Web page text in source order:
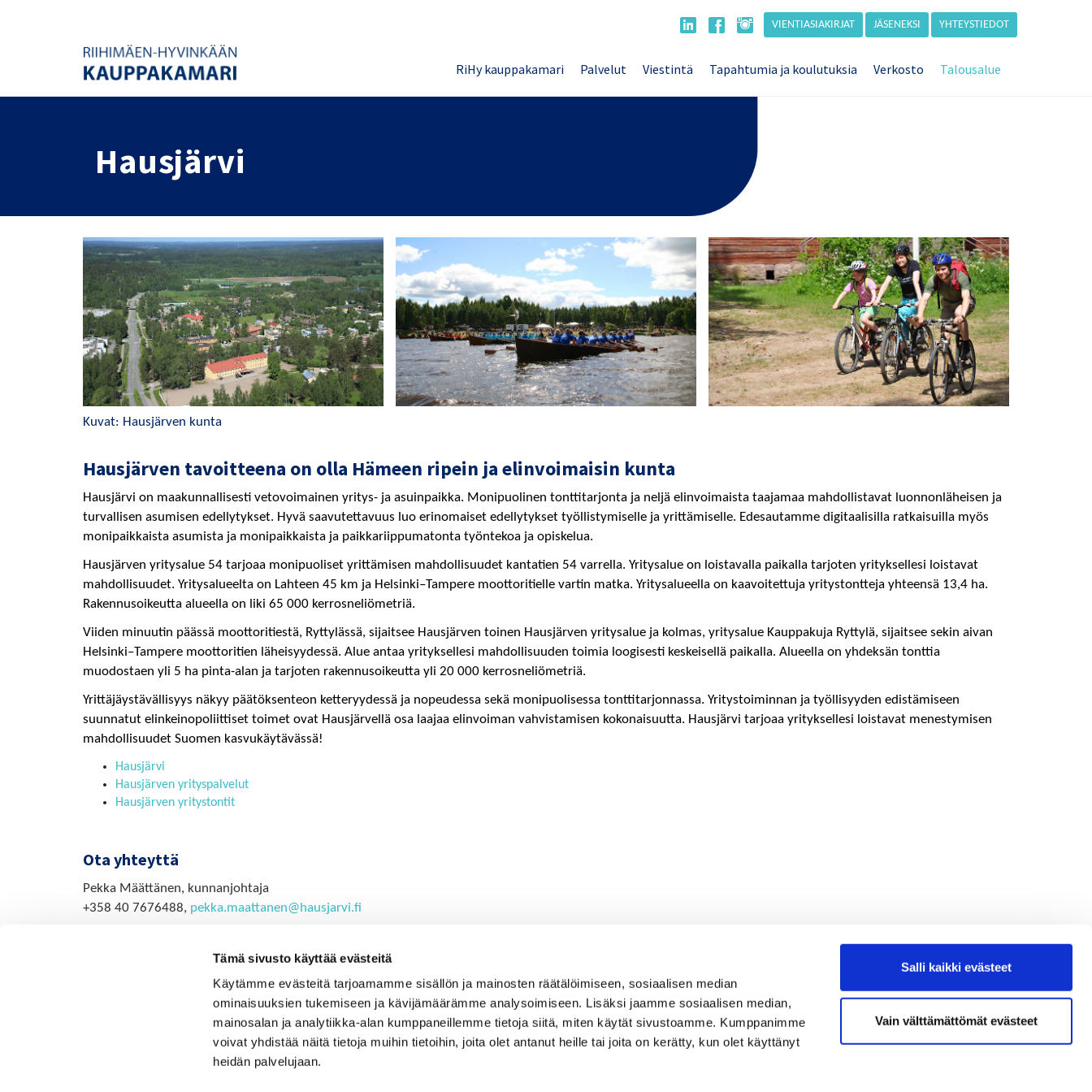
Tämä sivusto käyttää evästeitä
Käytämme evästeitä tarjoamamme sisällön ja mainosten räätälöimiseen, sosiaalisen median
ominaisuuksien tukemiseen ja kävijämäärämme analysoimiseen. Lisäksi jaamme sosiaalisen median,
mainosalan ja analytiikka-alan kumppaneillemme tietoja siitä, miten käytät sivustoamme. Kumppanimme
voivat yhdistää näitä tietoja muihin tietoihin, joita olet antanut heille tai joita on kerätty, kun olet käyttänyt
heidän palvelujaan.
Salli kaikki evästeet
Vain välttämättömät evästeet
VIENTIASIAKIRJAT JÄSENEKSI YHTEYSTIEDOT
RiHy kauppakamari Palvelut Viestintä Tapahtumia ja koulutuksia Verkosto Talousalue
Hausjärvi
Kuvat: Hausjärven kunta
Hausjärven tavoitteena on olla Hämeen ripein ja elinvoimaisin kunta
Hausjärvi on maakunnallisesti vetovoimainen yritys- ja asuinpaikka. Monipuolinen tonttitarjonta ja neljä elinvoimaista taajamaa mahdollistavat luonnonläheisen ja
turvallisen asumisen edellytykset. Hyvä saavutettavuus luo erinomaiset edellytykset työllistymiselle ja yrittämiselle. Edesautamme digitaalisilla ratkaisuilla myös
monipaikkaista asumista ja monipaikkaista ja paikkariippumatonta työntekoa ja opiskelua.
Hausjärven yritysalue 54 tarjoaa monipuoliset yrittämisen mahdollisuudet kantatien 54 varrella. Yritysalue on loistavalla paikalla tarjoten yrityksellesi loistavat
mahdollisuudet. Yritysalueelta on Lahteen 45 km ja Helsinki–Tampere moottoritielle vartin matka. Yritysalueella on kaavoitettuja yritystontteja yhteensä 13,4 ha.
Rakennusoikeutta alueella on liki 65 000 kerrosneliömetriä.
Viiden minuutin päässä moottoritiestä, Ryttylässä, sijaitsee Hausjärven toinen Hausjärven yritysalue ja kolmas, yritysalue Kauppakuja Ryttylä, sijaitsee sekin aivan
Helsinki–Tampere moottoritien läheisyydessä. Alue antaa yrityksellesi mahdollisuuden toimia loogisesti keskeisellä paikalla. Alueella on yhdeksän tonttia
muodostaen yli 5 ha pinta-alan ja tarjoten rakennusoikeutta yli 20 000 kerrosneliömetriä.
Yrittäjäystävällisyys näkyy päätöksenteon ketteryydessä ja nopeudessa sekä monipuolisessa tonttitarjonnassa. Yritystoiminnan ja työllisyyden edistämiseen
suunnatut elinkeinopoliittiset toimet ovat Hausjärvellä osa laajaa elinvoiman vahvistamisen kokonaisuutta. Hausjärvi tarjoaa yrityksellesi loistavat menestymisen
mahdollisuudet Suomen kasvukäytävässä!​​​​​​​
Hausjärvi
Hausjärven yrityspalvelut
Hausjärven yritystontit
Ota yhteyttä
Pekka Määttänen, kunnanjohtaja
+358 40 7676488, pekka.maattanen@hausjarvi.fi